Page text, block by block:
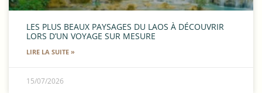
LES PLUS BEAUX PAYSAGES DU LAOS À DÉCOUVRIR
LORS D’UN VOYAGE SUR MESURE
LIRE LA SUITE »
15/07/2026